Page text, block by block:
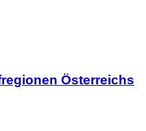
Österreichs